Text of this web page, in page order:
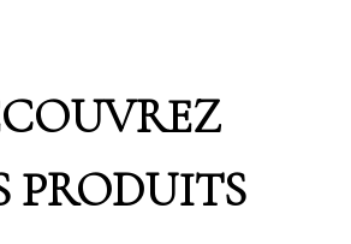
PRODUITS